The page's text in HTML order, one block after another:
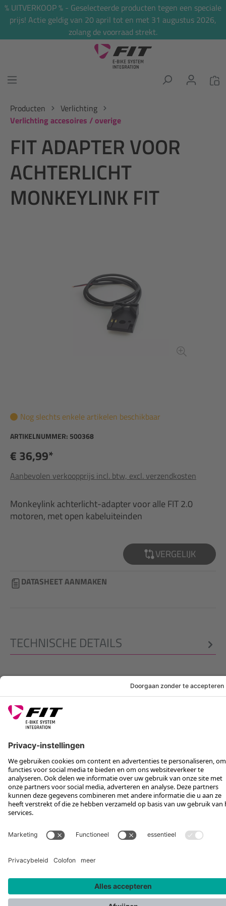
% UITVERKOOP % - Geselecteerde producten tegen een speciale
prijs! Actie geldig van 20 april tot en met 31 augustus 2026,
zolang de voorraad strekt.
Producten
Verlichting
Verlichting accesoires / overige
FIT ADAPTER VOOR
ACHTERLICHT
MONKEYLINK FIT
Nog slechts enkele artikelen beschikbaar
ARTIKELNUMMER: 500368
€ 36,99*
Aanbevolen verkoopprijs incl. btw, excl. verzendkosten
Monkeylink achterlicht-adapter voor alle FIT 2.0
motoren, met open kabeluiteinden
VERGELIJK
DATASHEET AANMAKEN
TECHNISCHE DETAILS
SERVICE
VOLG ONS OP
Rotax Bike Technology AG © 2025